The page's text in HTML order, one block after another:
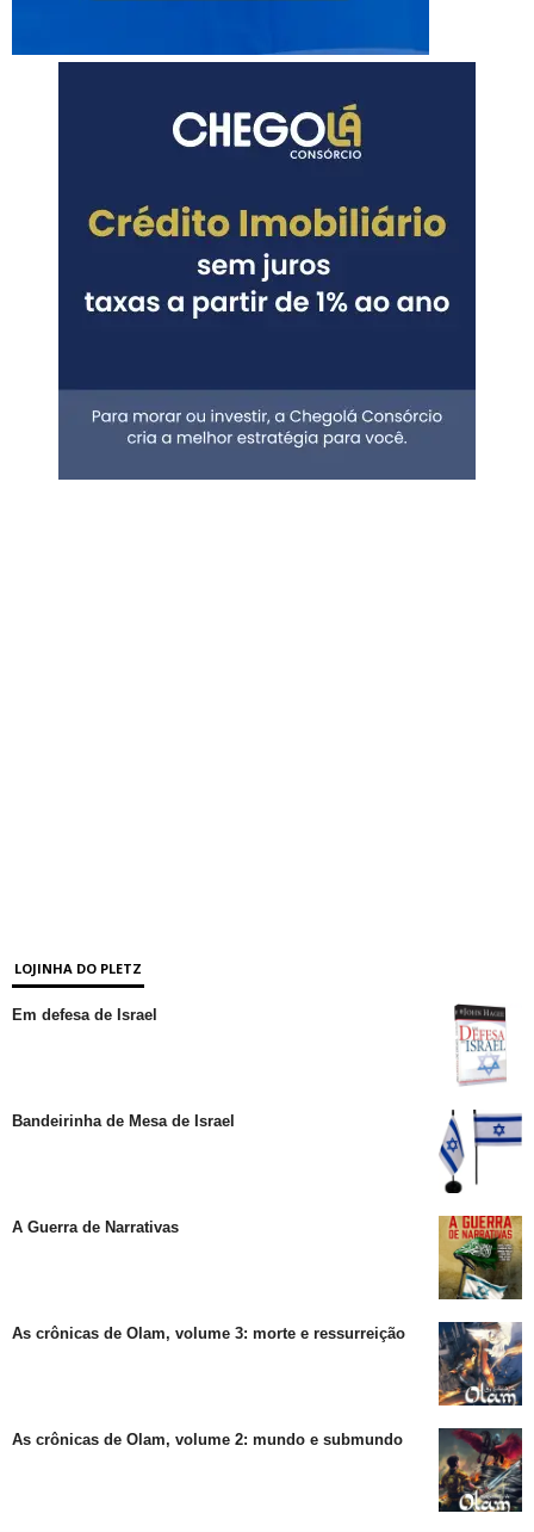
LOJINHA DO PLETZ
Em defesa de Israel
Bandeirinha de Mesa de Israel
A Guerra de Narrativas
As crônicas de Olam, volume 3: morte e ressurreição
As crônicas de Olam, volume 2: mundo e submundo